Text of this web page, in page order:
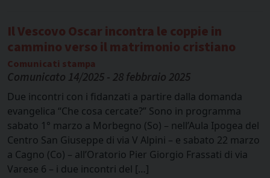
Il Vescovo Oscar incontra le coppie in
cammino verso il matrimonio cristiano
Comunicati stampa
Comunicato 14/2025 - 28 febbraio 2025
Due incontri con i fidanzati a partire dalla domanda
evangelica “Che cosa cercate?” Sono in programma
sabato 1° marzo a Morbegno (So) – nell’Aula Ipogea del
Centro San Giuseppe di via V Alpini – e sabato 22 marzo
a Cagno (Co) – all’Oratorio Pier Giorgio Frassati di via
Varese 6 – i due incontri del […]